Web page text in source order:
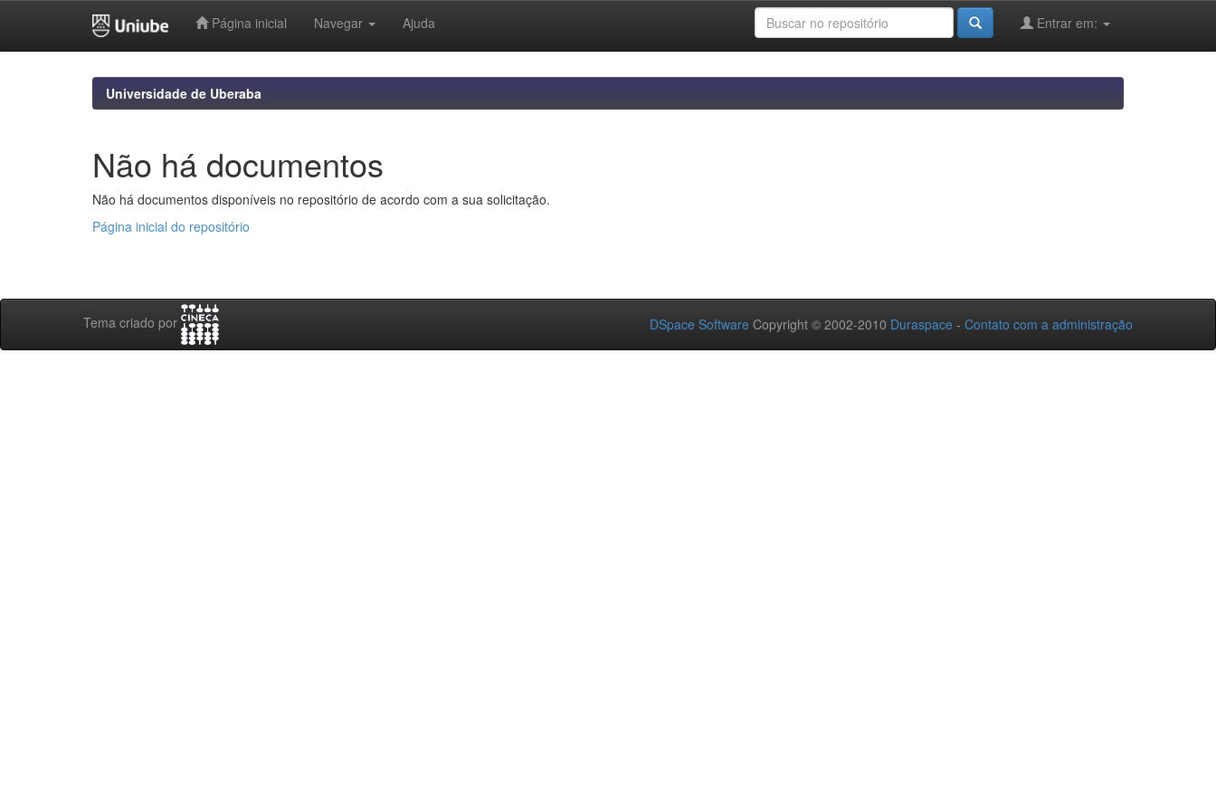
Página inicial Navegar Ajuda Entrar em:
Universidade de Uberaba
Não há documentos
Não há documentos disponíveis no repositório de acordo com a sua solicitação.
Página inicial do repositório
Tema criado por DSpace Software Copyright © 2002-2010 Duraspace - Contato com a administração